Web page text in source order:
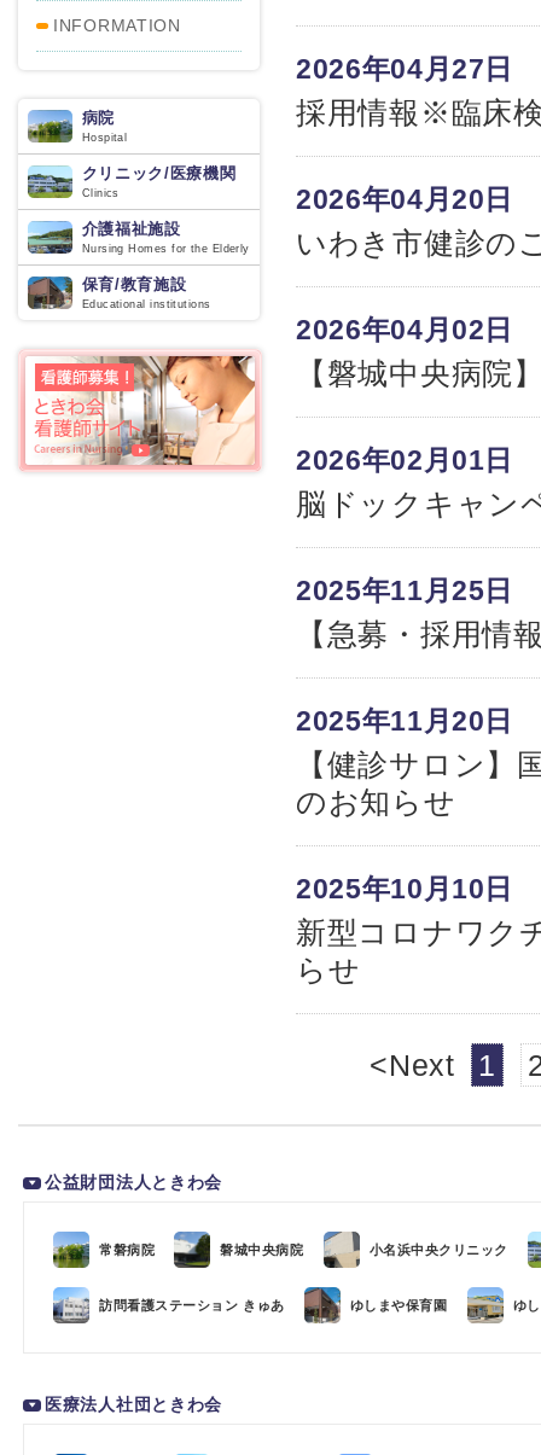
2026年04月27日
採用情報※臨床
2026年04月20日
いわき市健診の
2026年04月02日
【磐城中央病院
2026年02月01日
脳ドックキャン
2025年11月25日
【急募・採用情
2025年11月20日
【健診サロン】
のお知らせ
2025年10月10日
新型コロナワク
らせ
<Next 1
INFORMATION
病院
Hospital
クリニック/医療機関
Clinics
介護福祉施設
Nursing Homes for the Elderly
保育/教育施設
Educational institutions
公益財団法人ときわ会
常磐病院 磐城中央病院 小名浜中央クリニック
訪問看護ステーション きゅあ ゆしまや保育園 ゆ
医療法人社団ときわ会